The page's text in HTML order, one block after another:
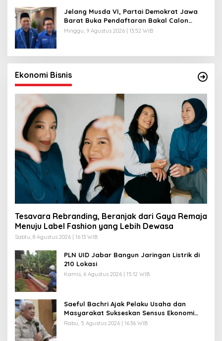
Jelang Musda VI, Partai Demokrat Jawa
Barat Buka Pendaftaran Bakal Calon
Ketua DPD
Minggu, 9 Agustus 2026 | 13:52 WIB
Ekonomi Bisnis
Tesavara Rebranding, Beranjak dari Gaya Remaja
Menuju Label Fashion yang Lebih Dewasa
Sabtu, 8 Agustus 2026 | 16:13 WIB
PLN UID Jabar Bangun Jaringan Listrik di
210 Lokasi
Kamis, 6 Agustus 2026 | 15:12 WIB
Saeful Bachri Ajak Pelaku Usaha dan
Masyarakat Sukseskan Sensus Ekonomi
2026
Rabu, 5 Agustus 2026 | 16:36 WIB